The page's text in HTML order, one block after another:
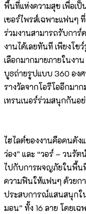
พื้นที่แห่งความสุข เพื่อเ
เซอร์ไพรส์เฉพาะแฟนๆ
ร่วมงานสามารถรับการ์
งานได้เลยทันที เพียงโช
เลือกมากมายภายในงา
บูธถ่ายรูปแบบ 360 อง
รางวัลจากโอรีโออีกมา
เทรนเนอร์ร่วมสนุกกันอ
ไฮไลต์ของงานคือคนดั
ว่อง” และ “วอร์ – วนรั
ไปกับการผจญภัยในพื้นที่
ความฟินให้แฟนๆ ด้วยก
ประสบการณ์แสนสนุกใน
มอน” ทั้ง 16 ลาย โดยเ